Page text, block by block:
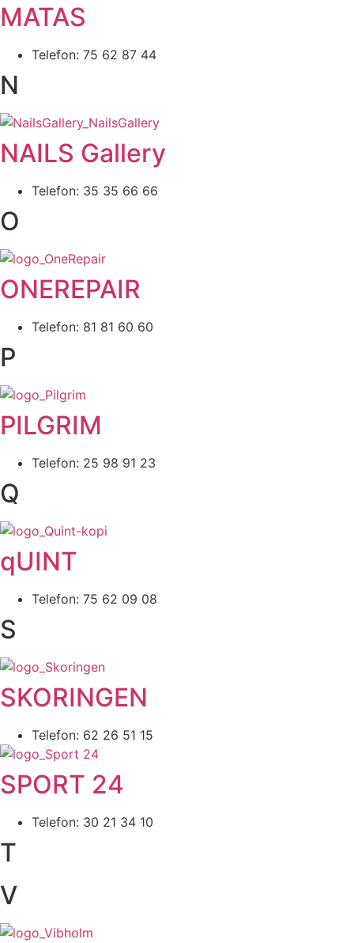
MATAS
Telefon: 75 62 87 44
N
NAILS Gallery
Telefon: 35 35 66 66
O
ONEREPAIR
Telefon: 81 81 60 60
P
PILGRIM
Telefon: 25 98 91 23
Q
qUINT
Telefon: 75 62 09 08
S
SKORINGEN
Telefon: 62 26 51 15
SPORT 24
Telefon: 30 21 34 10
T
V